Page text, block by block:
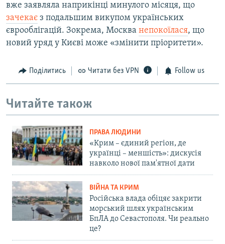
вже заявляла наприкінці минулого місяця, що
зачекає з подальшим викупом українських
єврооблігацій. Зокрема, Москва непокоїлася, що
новий уряд у Києві може «змінити пріоритети».
Поділитись Читати без VPN Follow us
Читайте також
ПРАВА ЛЮДИНИ
«Крим – єдиний регіон, де
українці – меншість»: дискусія
навколо нової пам'ятної дати
ВІЙНА ТА КРИМ
Російська влада обіцяє закрити
морський шлях українським
БпЛА до Севастополя. Чи реально
це?